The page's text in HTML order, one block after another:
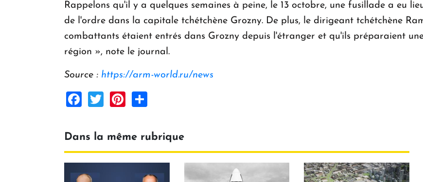
Rappelons qu'il y a quelques semaines à peine, le 13 octobre, une fusillade a eu
de l'ordre dans la capitale tchétchène Grozny. De plus, le dirigeant tchétchène
combattants étaient entrés dans Grozny depuis l'étranger et qu'ils préparaient
région », note le journal.
Source : https://arm-world.ru/news
Facebook
TwitterPinterest
Dans la même rubrique